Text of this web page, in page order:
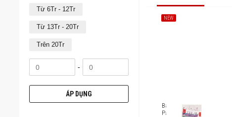
Từ 6Tr - 12Tr
Từ 13Tr - 20Tr
Trên 20Tr
-
ÁP DỤNG
NEW
Bao da hộ chiếu Mazer 1
Passport [M-1tag-Passport]